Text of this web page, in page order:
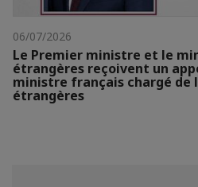
06/07/2026
Le Premier ministre et le
étrangères reçoivent un
ministre français chargé de
étrangères